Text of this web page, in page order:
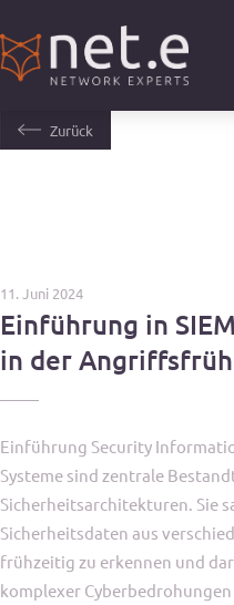
Zurück
11. Juni 2024
Einführung in
in der
Einführung Security
Systeme sind zentrale
Sicherheitsarchitekturen. Sie
Sicherheitsdaten aus
frühzeitig zu erkennen und
komplexer